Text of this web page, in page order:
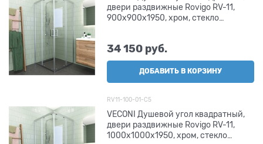
двери раздвижные Rovigo RV-11,
900x900x1950, хром, стекло
34 150 руб.
ДОБАВИТЬ В КОРЗИНУ
RV11-100-01-C5
VECONI Душевой угол квадратный,
двери раздвижные Rovigo RV-11,
1000x1000x1950, хром, стекло